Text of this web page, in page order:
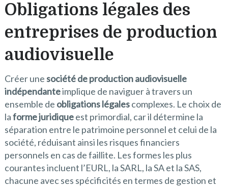
Obligations légales des
entreprises de production
audiovisuelle
Créer unesociété de production audiovisuelle
indépendanteimplique de naviguer à travers un
ensemble de obligations légalescomplexes. Le choix de
laforme juridiqueest primordial, car il détermine la
séparation entre le patrimoine personnel et celui de la
société, réduisant ainsi les risques financiers
personnels en cas de faillite. Les formes les plus
courantes incluent l’EURL, la SARL, la SA et la SAS,
chacune avec ses spécificités en termes de gestion et